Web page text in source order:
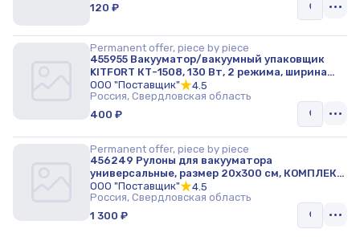
120 ₽
Permanent offer, piece by piece
455955 Вакууматор/вакуумный упаковщик
KITFORT КТ-1508, 130 Вт, 2 режима, ширина
пакета до 32 см, черный
ООО "Поставщик"
4.5
Россия, Свердловская область
400 ₽
Permanent offer, piece by piece
456249 Рулоны для вакууматора
универсальные, размер 20х300 см, КОМПЛЕКТ
3 штуки, 1500-07, КТ-1500-07
ООО "Поставщик"
4.5
Россия, Свердловская область
1 300 ₽